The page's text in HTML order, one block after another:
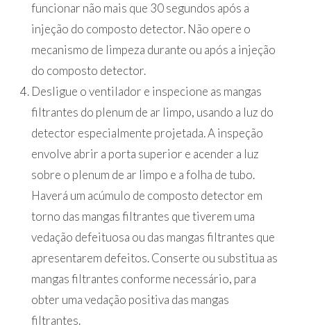
funcionar não mais que 30 segundos após a
injeção do composto detector. Não opere o
mecanismo de limpeza durante ou após a injeção
do composto detector.
Desligue o ventilador e inspecione as mangas
filtrantes do plenum de ar limpo, usando a luz do
detector especialmente projetada. A inspeção
envolve abrir a porta superior e acender a luz
sobre o plenum de ar limpo e a folha de tubo.
Haverá um acúmulo de composto detector em
torno das mangas filtrantes que tiverem uma
vedação defeituosa ou das mangas filtrantes que
apresentarem defeitos. Conserte ou substitua as
mangas filtrantes conforme necessário, para
obter uma vedação positiva das mangas
filtrantes.